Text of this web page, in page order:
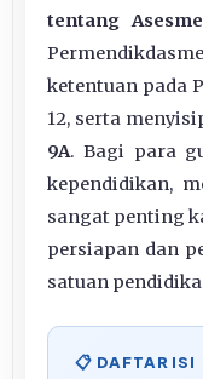
tentang
ketentuan pada
12, serta
9A. Bagi para
kependidikan,
sangat penting
persiapan dan
satuan
📋 DAFTAR ISI